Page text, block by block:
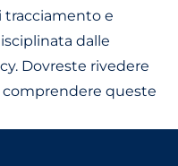
tracciamento e
dalle
Dovreste rivedere
queste